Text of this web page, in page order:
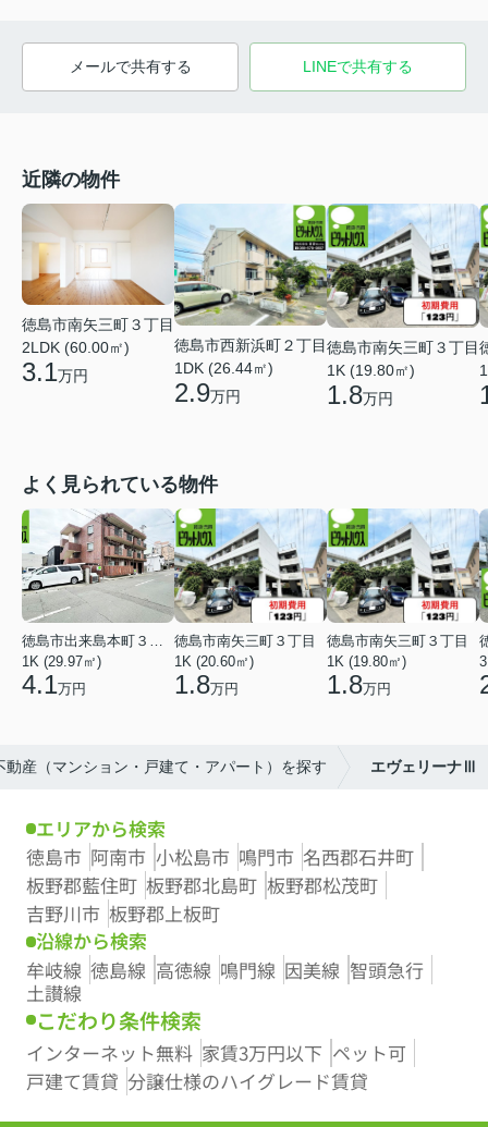
メールで共有する LINEで共有する
近隣の物件
徳島市南矢三町３丁目
2LDK (60.00㎡)
3.1万円
徳島市西新浜町２丁目
1DK (26.44㎡)
2.9万円
徳島市南矢三町３丁目
1K (19.80㎡)
1.8万円
よく見られている物件
1K (29.97㎡)
4.1万円
徳島市南矢三町３丁目
1K (20.60㎡)
1.8万円
徳島市南矢三町３丁目
1K (19.80㎡)
1.8万円
産（マンション・戸建て・アパート）を探す エヴェリーナⅢ
エリアから検索
徳島市 阿南市 小松島市 鳴門市 名西郡石井町
板野郡藍住町 板野郡北島町 板野郡松茂町
吉野川市 板野郡上板町
沿線から検索
牟岐線 徳島線 高徳線 鳴門線 因美線 智頭急行
土讃線
こだわり条件検索
インターネット無料 家賃3万円以下 ペット可
戸建て賃貸 分譲仕様のハイグレード賃貸